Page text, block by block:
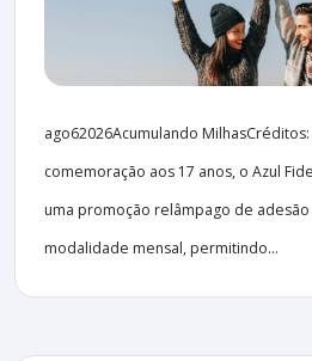
ago62026Acumulando
comemoração aos 17 anos, o Azul
uma promoção relâmpago de adesão
modalidade mensal, permitindo...